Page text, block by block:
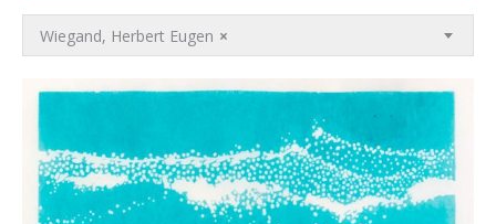
×
Wiegand, Herbert Eugen